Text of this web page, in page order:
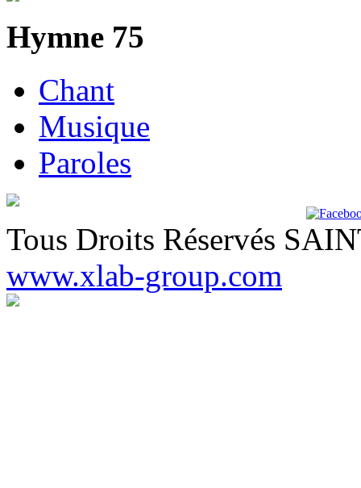
Hymne 75
Chant
Musique
Paroles
Tous Droits Réservés
www.xlab-group.com